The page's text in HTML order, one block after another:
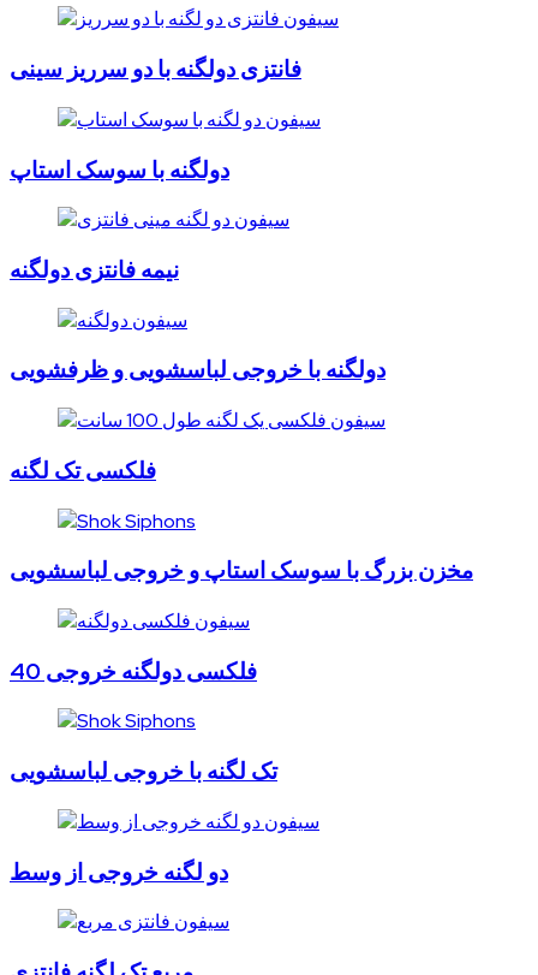
فانتزی دولگنه با دو سرریز سینی
دولگنه با سوسک استاپ
نیمه فانتزی دولگنه
دولگنه با خروجی لباسشویی و ظرفشویی
فلکسی تک لگنه
مخزن بزرگ با سوسک استاپ و خروجی لباسشویی
فلکسی دولگنه خروجی 40
تک لگنه با خروجی لباسشویی
دو لگنه خروجی از وسط